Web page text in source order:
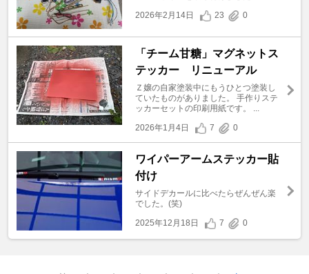
2026年2月14日
23 0
「チーム甘糖」マグネットス
テッカー リニューアル
Ｚ嬢の自家塗装中にもうひとつ塗装し
ていたものがありました。 手作りステ
ッカーセットの印刷用紙です。 ...
2026年1月4日
7 0
ワイパーアームステッカー貼
付け
サイドデカールに比べたらぜんぜん楽
でした。(笑)
2025年12月18日
7 0